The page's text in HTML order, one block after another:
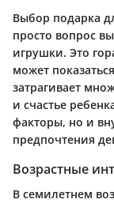
Выбор подарка
просто вопрос
игрушки. Это
может
затрагивает
и счастье
факторы, но и
предпочтения
Возрастные
В семилетнем